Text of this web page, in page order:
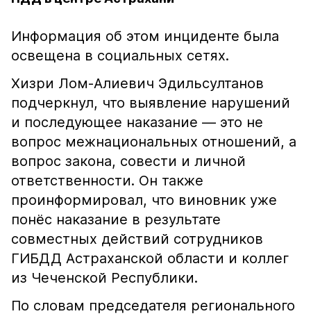
Информация об этом инциденте была
освещена в социальных сетях.
Хизри Лом-Алиевич Эдильсултанов
подчеркнул, что выявление нарушений
и последующее наказание — это не
вопрос межнациональных отношений, а
вопрос закона, совести и личной
ответственности. Он также
проинформировал, что виновник уже
понёс наказание в результате
совместных действий сотрудников
ГИБДД Астраханской области и коллег
из Чеченской Республики.
По словам председателя регионального